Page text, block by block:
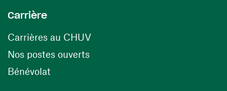
Carrière
Carrières au CHUV(ouvre une nouvelle fenêtre)
Nos postes ouverts(ouvre une nouvelle fenêtre)
Bénévolat